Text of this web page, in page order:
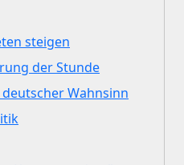
steigen
der Stunde
Wahnsinn